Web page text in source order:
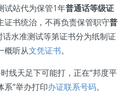
试站代为保管1年普通话等级证
证书统治，不再负责保管职守普
话水准测试等第证书分为纸制证
概听从文凭证书。
天足下可能打，正在“邦度平
系”举办打印办证联系号码。